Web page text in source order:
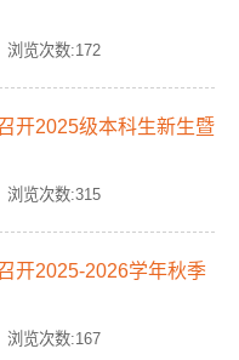
览次数:172
开2025级本科生新生暨
览次数:315
开2025-2026学年秋季
览次数:167